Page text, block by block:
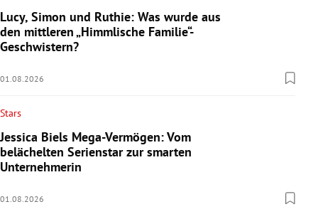
Lucy, Simon und Ruthie: Was wurde aus
den mittleren „Himmlische Familie“-
Geschwistern?
01.08.2026
Stars
Jessica Biels Mega-Vermögen: Vom
belächelten Serienstar zur smarten
Unternehmerin
01.08.2026